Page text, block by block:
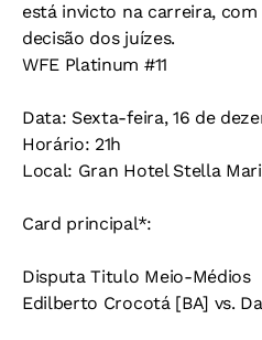
está invicto na carreira,
decisão dos juízes.
WFE Platinum #11
Data: Sexta-feira, 16 de
Horário: 21h
Local: Gran Hotel Stella
Card principal*:
Disputa Titulo Meio-Médios
Edilberto Crocotá [BA] vs.